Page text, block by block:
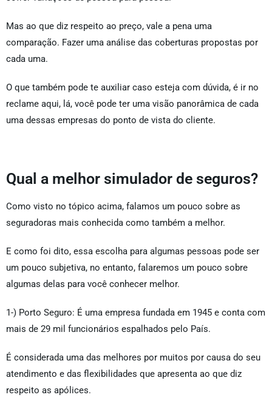
Mas ao que diz respeito ao preço, vale a pena uma
comparação. Fazer uma análise das coberturas propostas por
cada uma.
O que também pode te auxiliar caso esteja com dúvida, é ir no
reclame aqui, lá, você pode ter uma visão panorâmica de cada
uma dessas empresas do ponto de vista do cliente.
Qual a melhor simulador de seguros?
Como visto no tópico acima, falamos um pouco sobre as
seguradoras mais conhecida como também a melhor.
E como foi dito, essa escolha para algumas pessoas pode ser
um pouco subjetiva, no entanto, falaremos um pouco sobre
algumas delas para você conhecer melhor.
1-) Porto Seguro: É uma empresa fundada em 1945 e conta com
mais de 29 mil funcionários espalhados pelo País.
É considerada uma das melhores por muitos por causa do seu
atendimento e das flexibilidades que apresenta ao que diz
respeito as apólices.